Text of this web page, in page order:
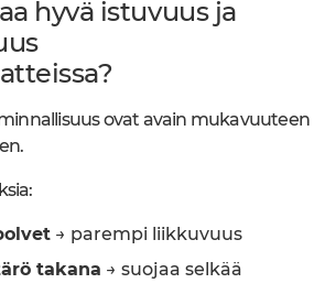
hyvä istuvuus ja
ovat avain mukavuuteen
→ parempi liikkuvuus
takana → suojaa selkää